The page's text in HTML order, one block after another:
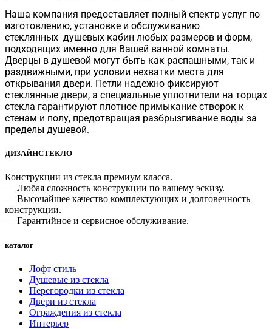
Наша компания предоставляет полный спектр услуг по
изготовлению, установке и обслуживанию
стеклянных душевых кабин любых размеров и форм,
подходящих именно для Вашей ванной комнаты.
Дверцы в душевой могут быть как распашными, так и
раздвижными, при условии нехватки места для
открывания двери. Петли надежно фиксируют
стеклянные двери, а специальные уплотнители на торцах
стекла гарантируют плотное примыкание створок к
стенам и полу, предотвращая разбрызгивание воды за
пределы душевой.
ДИЗАЙНСТЕКЛО
Конструкции из стекла премиум класса.
— Любая сложность конструкции по вашему эскизу.
— Высочайшее качество комплектующих и долговечность
конструкции.
— Гарантийное и сервисное обслуживание.
каталог
Лофт стиль
Душевые из стекла
Перегородки из стекла
Двери из стекла
Ограждения из стекла
Интерьер